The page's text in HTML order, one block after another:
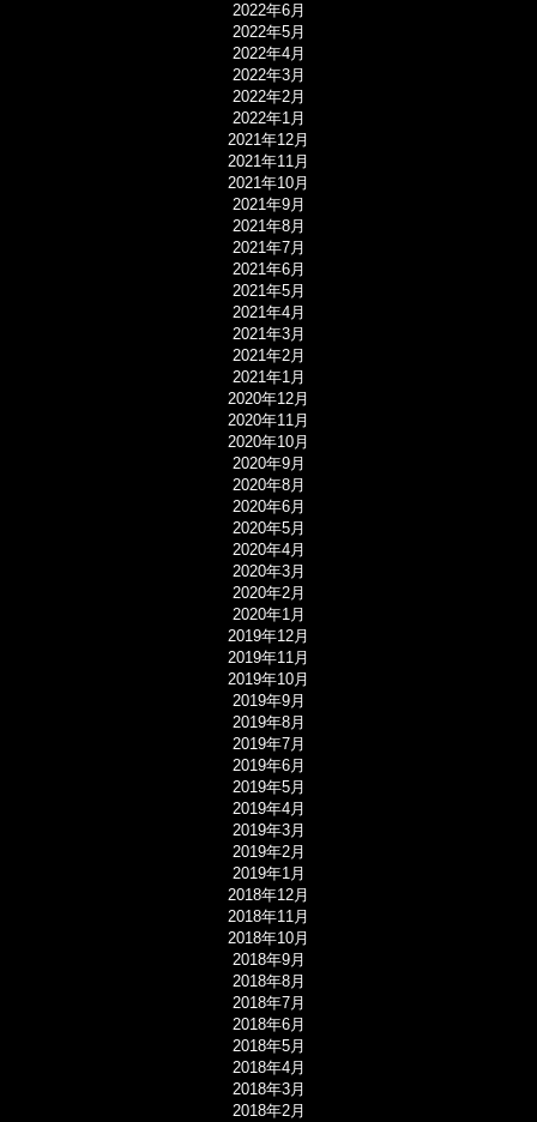
2022年6月
2022年5月
2022年4月
2022年3月
2022年2月
2022年1月
2021年12月
2021年11月
2021年10月
2021年9月
2021年8月
2021年7月
2021年6月
2021年5月
2021年4月
2021年3月
2021年2月
2021年1月
2020年12月
2020年11月
2020年10月
2020年9月
2020年8月
2020年6月
2020年5月
2020年4月
2020年3月
2020年2月
2020年1月
2019年12月
2019年11月
2019年10月
2019年9月
2019年8月
2019年7月
2019年6月
2019年5月
2019年4月
2019年3月
2019年2月
2019年1月
2018年12月
2018年11月
2018年10月
2018年9月
2018年8月
2018年7月
2018年6月
2018年5月
2018年4月
2018年3月
2018年2月